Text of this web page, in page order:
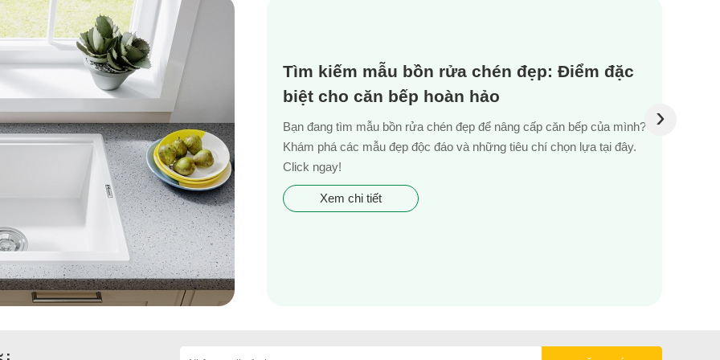
Tìm kiếm mẫu bồn rửa chén đẹp: Điểm đặc
biệt cho căn bếp hoàn hảo
Bạn đang tìm mẫu bồn rửa chén đẹp để nâng cấp căn bếp của mình?
Khám phá các mẫu đẹp độc đáo và những tiêu chí chọn lựa tại đây.
Click ngay!
Xem chi tiết
›